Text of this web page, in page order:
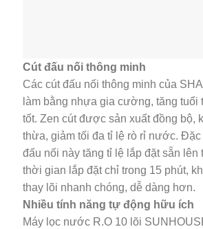
Cút đấu nối thông minh
Các cút đấu nối thông minh của
làm bằng nhựa gia cường, tăng tuổi
tốt. Zen cút được sản xuất đồng bộ,
thừa, giảm tối đa tỉ lệ rò rỉ nước. Đặc
đấu nối này tăng tỉ lệ lắp đặt sẵn lên
thời gian lắp đặt chỉ trong 15 phút,
thay lõi nhanh chóng, dễ dàng hơn.
Nhiều tính năng tự động hữu ích
Máy lọc nước R.O 10 lõi